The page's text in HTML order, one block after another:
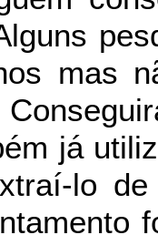
mas
já
lo